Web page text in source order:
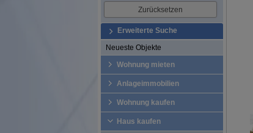
Erweiterte Suche
Neueste Objekte
Wohnung mieten
Anlageimmobilien
Wohnung kaufen
Haus kaufen